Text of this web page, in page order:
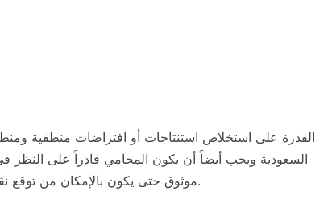
القدرة على استخلاص استنتاجات أو افتراضات منطقية
موثوق حتى يكون بالإمكان من توقع نقاط الضعف المحتملة في حجتك والتي يجب تعزيزها ضدها.